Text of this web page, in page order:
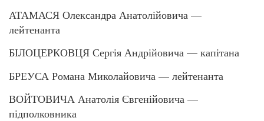
АТАМАСЯ Олександра Анатолійовича —
лейтенанта
БІЛОЦЕРКОВЦЯ Сергія Андрійовича — капітана
БРЕУСА Романа Миколайовича — лейтенанта
ВОЙТОВИЧА Анатолія Євгенійовича —
підполковника